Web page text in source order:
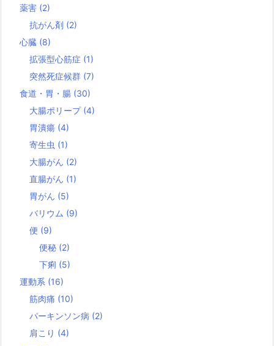
薬害 (2)
抗がん剤 (2)
心臓 (8)
拡張型心筋症 (1)
突然死症候群 (7)
食道・胃・腸 (30)
大腸ポリープ (4)
胃潰瘍 (4)
寄生虫 (1)
大腸がん (2)
直腸がん (1)
胃がん (5)
バリウム (9)
便 (9)
便秘 (2)
下痢 (5)
運動系 (16)
筋肉痛 (10)
パーキンソン病 (2)
肩こり (4)